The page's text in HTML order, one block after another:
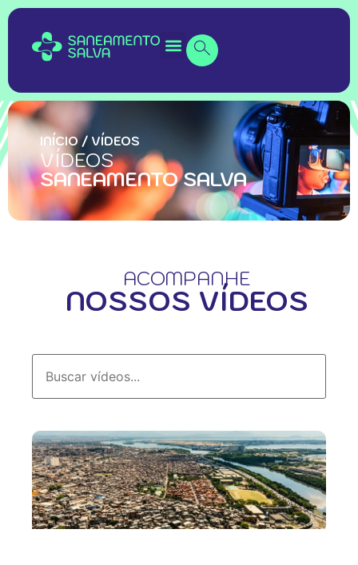
INÍCIO/ VÍDEOS
VÍDEOS
SANEAMENTO SALVA
ACOMPANHE
NOSSOS VÍDEOS